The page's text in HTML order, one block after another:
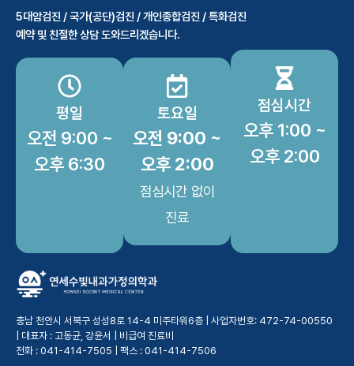
5대암검진 / 국가(공단)검진 / 개인종합검진 / 특화검진
예약 및 친절한 상담 도와드리겠습니다.
평일
오전 9:00 ~
오후 6:30
토요일
오전 9:00 ~
오후 2:00
점심시간 없이
진료
점심시간
오후 1:00 ~
오후 2:00
충남 천안시 서북구 성성8로 14-4 미주타워6층 | 사업자번호: 472-74-00550
| 대표자 : 고동균, 강윤서 | 비급여 진료비
전화 : 041-414-7505 | 팩스 : 041-414-7506